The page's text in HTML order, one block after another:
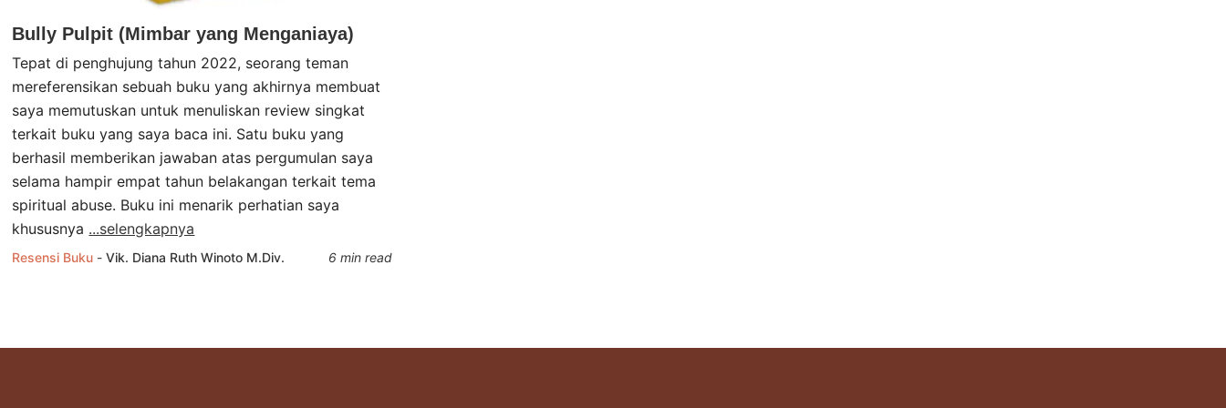
Bully Pulpit (Mimbar yang Menganiaya)
Tepat di penghujung tahun 2022, seorang teman
mereferensikan sebuah buku yang akhirnya membuat
saya memutuskan untuk menuliskan review singkat
terkait buku yang saya baca ini. Satu buku yang
berhasil memberikan jawaban atas pergumulan saya
selama hampir empat tahun belakangan terkait tema
spiritual abuse. Buku ini menarik perhatian saya
khususnya ...selengkapnya
Resensi Buku -Vik. Diana Ruth Winoto M.Div. 6 min read